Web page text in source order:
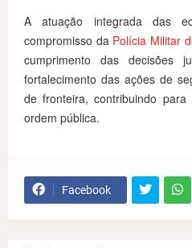
A atuação integrada das
compromisso da Polícia Militar
cumprimento das decisões
fortalecimento das ações de
de fronteira, contribuindo
ordem pública.
Facebook